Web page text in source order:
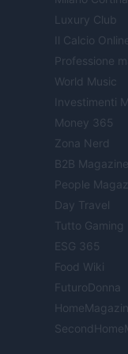
Luxury Club
Il Calcio
Professione
World Music
Investimenti
Money 365
Zona Nerd
B2B Magazine
People
Day Travel
Tutto Gaming
ESG 365
Food Wiki
FuturoDonna